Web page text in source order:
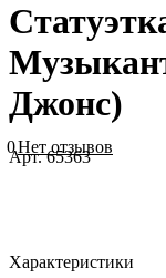
Джонс)
0Нет отзывов
Арт.65363
Характеристики